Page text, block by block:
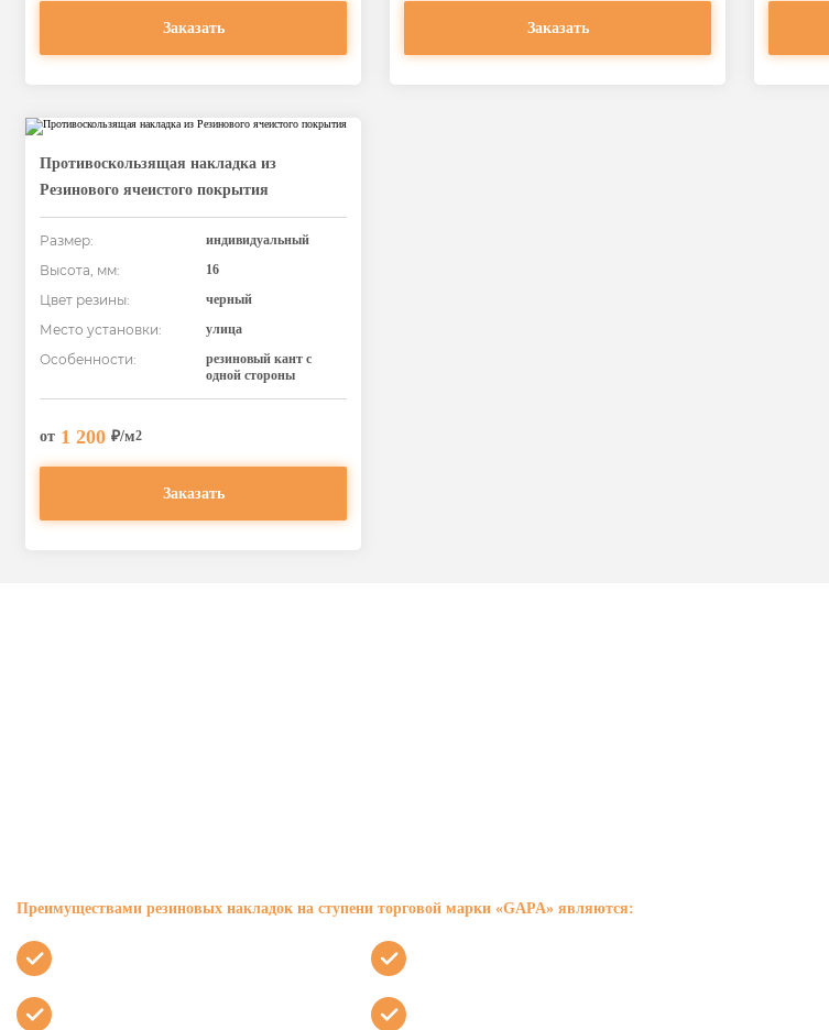
Заказать Заказать
Противоскользящая накладка из
Резинового ячеистого покрытия
Размер: индивидуальный
Высота, мм: 16
Цвет резины: черный
Место установки: улица
Особенности:
резиновый кант с
одной стороны
от 1 200 ₽/м2
Заказать
Преимуществами резиновых накладок на ступени торговой марки «GAPA» являются: